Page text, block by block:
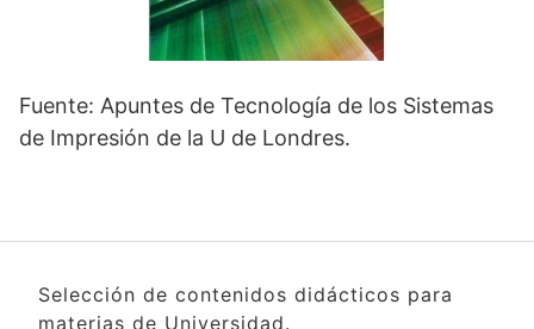
Fuente: Apuntes de Tecnología de los Sistemas
de Impresión de la U de Londres.
Selección de contenidos didácticos para
materias de Universidad.